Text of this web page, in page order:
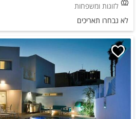
לזוגות ומשפחות
לא נבחרו תאריכים